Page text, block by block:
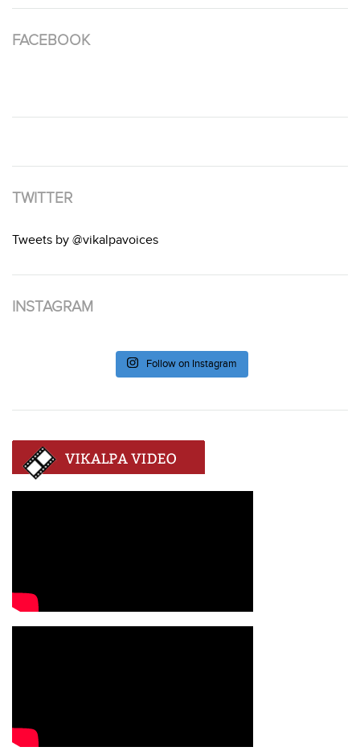
FACEBOOK
TWITTER
Tweets by @vikalpavoices
INSTAGRAM
Follow on Instagram